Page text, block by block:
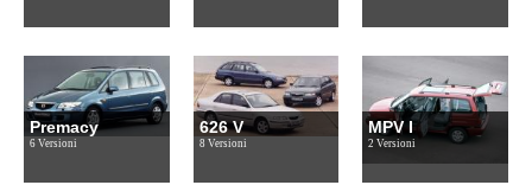
Premacy
6 Versioni
626 V
8 Versioni
MPV I
2 Versioni